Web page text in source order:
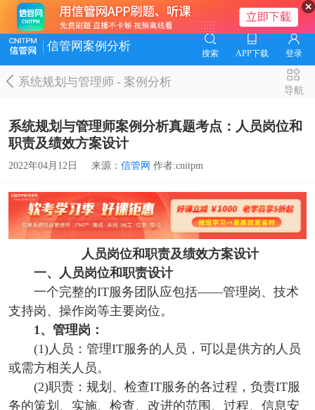
信管网案例分析
搜索 APP下载 登录
系统规划与管理师- 案例分析
导航
系统规划与管理师案例分析真题考点：人员岗位和
职责及绩效方案设计
2022年04月12日 来源： 信管网 作者:cnitpm
人员岗位和职责及绩效方案设计
一、人员岗位和职责设计
一个完整的IT服务团队应包括——管理岗、技术
支持岗、操作岗等主要岗位。
1、管理岗：
(1)人员：管理IT服务的人员，可以是供方的人员
或需方相关人员。
(2)职责：规划、检查IT服务的各过程，负责IT服
务的策划、实施、检查、改进的范围、过程、信息安